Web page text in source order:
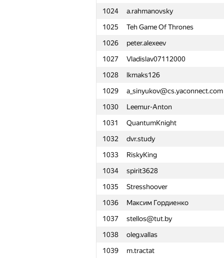
1024
a.rahmanovsky
1025
Teh Game Of Thrones
1026
peter.alexeev
1027
Vladislav07112000
1028
lkmaks126
1029
a_sinyukov@cs.yaconnect.com
1030
Leemur-Anton
1031
QuantumKnight
1032
dvr.study
1033
RiskyKing
1034
spirit3628
1035
Stresshoover
1036
Максим Гордиенко
1037
stellos@tut.by
1038
oleg.vallas
1039
m.tractat
1001 Vuong Nguyen
1002
famafka
1003
diplaySuper
1004
alex.world179
1005
darnley
1006
helikthacker
1007
Anastasiya.Zhyrkevich
1008
e_vitaliy
1009
jpsbur
1010
Миша Прохоров
1011
alexicon007
1012
danya.smelskiy
1013
dasunr
1014
PloadyFree
1015
dtararukhin
1016
atokarev82